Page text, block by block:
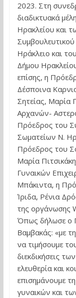
2023. Στη
διαδικτυακά
Ηρακλείου και
Ηράκλειο και
Δήμου
επίσης, η
Δέσποινα
Σητείας, Μαρία
Αρχανών-
Πρόεδρος του
Σωματείων Ν.
Πρόεδρος του
Μαρία
Γυναικών
Μπάκιντα, η
Ίριδα, Ρένια
της οργάνωσης
Όπως δήλωσε ο
Βαμβακάς: «με
να τιμήσουμε
διεκδικήσεις
ελευθερία και
επισημάνουμε
γυναικών και